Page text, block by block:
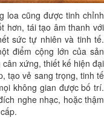
loa cũng được tinh chỉnh
hơn, tái tạo âm thanh với
sức tự nhiên và tinh tế.
điểm cộng lớn của sản
xứng, thiết kế hiện đại
tạo vẻ sang trọng, tinh tế
không gian được bố trí.
nghe nhạc, hoặc thậm